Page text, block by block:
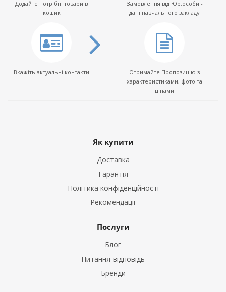
Додайте потрібні товари в
кошик
Замовлення від Юр.особи -
дані навчального закладу
Вкажіть актуальні контакти
Отримайте Пропозицію з
характеристиками, фото та
цінами
Як купити
Доставка
Гарантія
Політика конфіденційності
Рекомендації
Послуги
Блог
Питання-відповідь
Бренди